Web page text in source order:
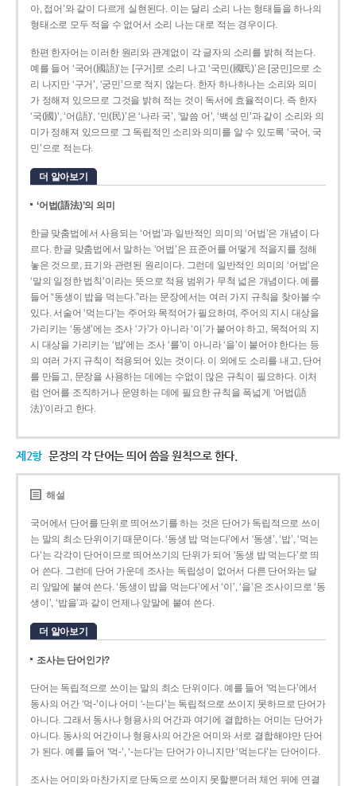
아, 접어’와 같이 다르게 실현된다. 이는 달리 소리 나는 형태들을 하나의
형태소로 모두 적을 수 없어서 소리 나는 대로 적는 경우이다.
한편 한자어는 이러한 원리와 관계없이 각 글자의 소리를 밝혀 적는다.
예를 들어 ‘국어(國語)’는 [구거]로 소리 나고 ‘국민(國民)’은 [궁민]으로 소
리 나지만 ‘구거’, ‘궁민’으로 적지 않는다. 한자 하나하나는 소리와 의미
가 정해져 있으므로 그것을 밝혀 적는 것이 독서에 효율적이다. 즉 한자
‘국(國)’, ‘어(語)’, ‘민(民)’은 ‘나라 국’, ‘말씀 어’, ‘백성 민’과 같이 소리와 의
미가 정해져 있으므로 그 독립적인 소리와 의미를 알 수 있도록 ‘국어, 국
민’으로 적는다.
더 알아보기
‘어법(語法)’의 의미
한글 맞춤법에서 사용되는 ‘어법’과 일반적인 의미의 ‘어법’은 개념이 다
르다. 한글 맞춤법에서 말하는 ‘어법’은 표준어를 어떻게 적을지를 정해
놓은 것으로, 표기와 관련된 원리이다. 그런데 일반적인 의미의 ‘어법’은
‘말의 일정한 법칙’이라는 뜻으로 적용 범위가 무척 넓은 개념이다. 예를
들어 “동생이 밥을 먹는다.”라는 문장에서는 여러 가지 규칙을 찾아볼 수
있다. 서술어 ‘먹는다’는 주어와 목적어가 필요하며, 주어의 지시 대상을
가리키는 ‘동생’에는 조사 ‘가’가 아니라 ‘이’가 붙어야 하고, 목적어의 지
시 대상을 가리키는 ‘밥’에는 조사 ‘를’이 아니라 ‘을’이 붙어야 한다는 등
의 여러 가지 규칙이 적용되어 있는 것이다. 이 외에도 소리를 내고, 단어
를 만들고, 문장을 사용하는 데에는 수없이 많은 규칙이 필요하다. 이처
럼 언어를 조직하거나 운영하는 데에 필요한 규칙을 폭넓게 ‘어법(語
法)’이라고 한다.
제2항 문장의 각 단어는 띄어 씀을 원칙으로 한다.
해설
국어에서 단어를 단위로 띄어쓰기를 하는 것은 단어가 독립적으로 쓰이
는 말의 최소 단위이기 때문이다. ‘동생 밥 먹는다’에서 ‘동생’, ‘밥’, ‘먹는
다’는 각각이 단어이므로 띄어쓰기의 단위가 되어 ‘동생 밥 먹는다’로 띄
어 쓴다. 그런데 단어 가운데 조사는 독립성이 없어서 다른 단어와는 달
리 앞말에 붙여 쓴다. ‘동생이 밥을 먹는다’에서 ‘이’, ‘을’은 조사이므로 ‘동
생이’, ‘밥을’과 같이 언제나 앞말에 붙여 쓴다.
더 알아보기
조사는 단어인가?
단어는 독립적으로 쓰이는 말의 최소 단위이다. 예를 들어 ‘먹는다’에서
동사의 어간 ‘먹-­’이나 어미 ‘­-는다’는 독립적으로 쓰이지 못하므로 단어가
아니다. 그래서 동사나 형용사의 어간과 여기에 결합하는 어미는 단어가
아니다. 동사의 어간이나 형용사의 어간은 어미와 서로 결합해야만 단어
가 된다. 예를 들어 ‘먹-’, ‘-는다’는 단어가 아니지만 ‘먹는다’는 단어이다.
조사는 어미와 마찬가지로 단독으로 쓰이지 못할뿐더러 체언 뒤에 연결